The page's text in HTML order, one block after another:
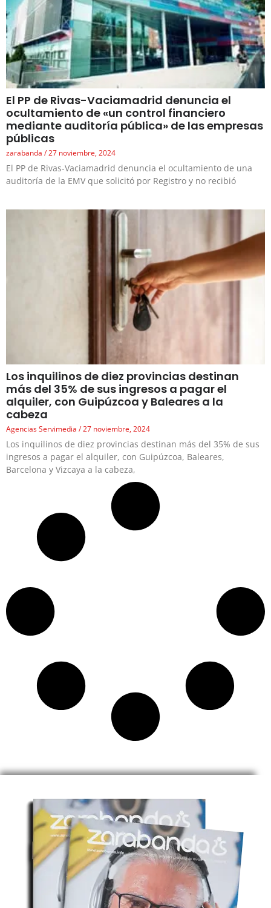
El PP de Rivas-Vaciamadrid denuncia el
ocultamiento de «un control financiero
mediante auditoría pública» de las empresas
públicas
zarabanda 27 noviembre, 2024
El PP de Rivas-Vaciamadrid denuncia el ocultamiento de una
auditoría de la EMV que solicitó por Registro y no recibió
Los inquilinos de diez provincias destinan
más del 35% de sus ingresos a pagar el
alquiler, con Guipúzcoa y Baleares a la
cabeza
Agencias Servimedia 27 noviembre, 2024
Los inquilinos de diez provincias destinan más del 35% de sus
ingresos a pagar el alquiler, con Guipúzcoa, Baleares,
Barcelona y Vizcaya a la cabeza,